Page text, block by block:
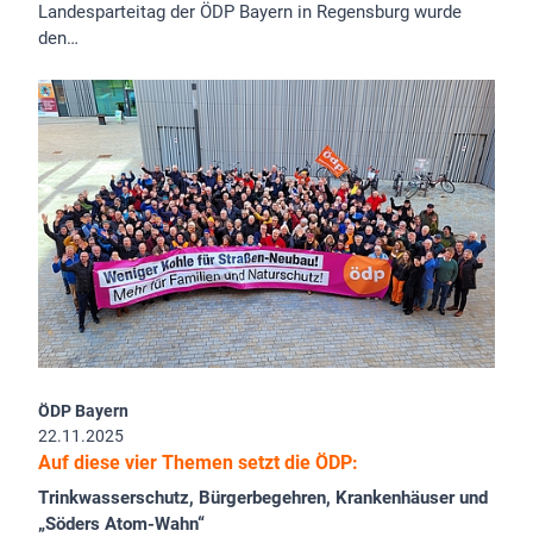
Landesparteitag der ÖDP Bayern in Regensburg wurde
den…
ÖDP Bayern
22.11.2025
Auf diese vier Themen setzt die ÖDP:
Trinkwasserschutz, Bürgerbegehren, Krankenhäuser und
„Söders Atom-Wahn“